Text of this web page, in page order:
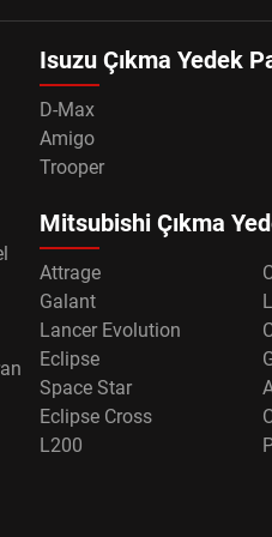
Isuzu Çıkma Yedek
D-Max
Amigo
Trooper
Mitsubishi Çıkma
Attrage
Galant
Lancer Evolution
Eclipse
Space Star
Eclipse Cross
L200